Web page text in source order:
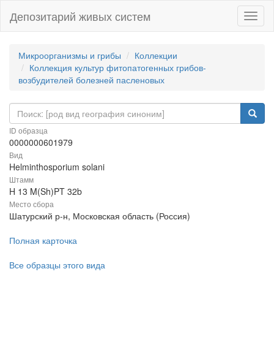
Депозитарий живых систем
Микроорганизмы и грибы
Коллекции
Коллекция культур фитопатогенных грибов-
возбудителей болезней пасленовых
ID образца
0000000601979
Вид
Helminthosporium solani
Штамм
H 13 M(Sh)PT 32b
Место сбора
Шатурский р-н, Московская область (Россия)
Полная карточка
Все образцы этого вида